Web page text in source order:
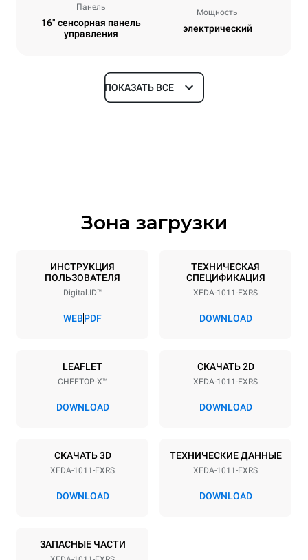
Панель
16" сенсорная панель
управления
Мощность
электрический
Размеры
Спецификации противней
10 GN 1/1
Расстояние между лотками
67 mm
Напряжение
3~
Příkon
Потребление в квт·ч и выбросы co2
ПОКАЗАТЬ ВСЕ
Зона загрузки
ИНСТРУКЦИЯ
ПОЛЬЗОВАТЕЛЯ
Digital.ID™
WEBPDF
ТЕХНИЧЕСКАЯ
СПЕЦИФИКАЦИЯ
XEDA-1011-EXRS
DOWNLOAD
LEAFLET
CHEFTOP-X™
DOWNLOAD
СКАЧАТЬ 2D
XEDA-1011-EXRS
DOWNLOAD
СКАЧАТЬ 3D
XEDA-1011-EXRS
DOWNLOAD
ТЕХНИЧЕСКИЕ ДАННЫЕ
XEDA-1011-EXRS
DOWNLOAD
ЗАПАСНЫЕ ЧАСТИ